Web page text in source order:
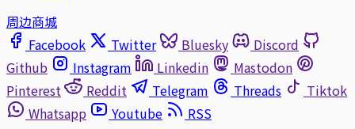
周边商城
Facebook
Twitter Bluesky
Discord
Github
Instagram Linkedin
Mastodon
Pinterest
Reddit Telegram Threads
Tiktok
Whatsapp
Youtube
RSS